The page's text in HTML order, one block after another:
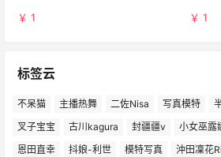
￥ 1 ￥ 1
标签云
不呆猫 主播热舞 二佐Nisa 写真模特
叉子宝宝
古川kagura 封疆疆v 小女巫露
恩田直幸
抖娘-利世 模特写真 沖田凜花